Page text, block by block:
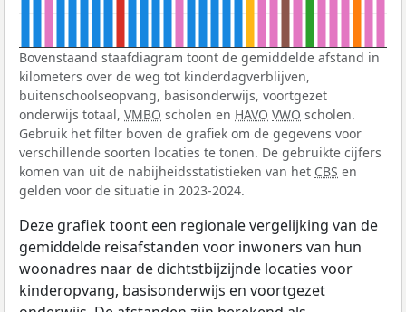
Bovenstaand staafdiagram toont de gemiddelde afstand in
kilometers over de weg tot kinderdagverblijven,
buitenschoolseopvang, basisonderwijs, voortgezet
onderwijs totaal, VMBO scholen en HAVO VWO scholen.
Gebruik het filter boven de grafiek om de gegevens voor
verschillende soorten locaties te tonen. De gebruikte cijfers
komen van uit de nabijheidsstatistieken van het CBS en
gelden voor de situatie in 2023-2024.
Deze grafiek toont een regionale vergelijking van de
gemiddelde reisafstanden voor inwoners van hun
woonadres naar de dichtstbijzijnde locaties voor
kinderopvang, basisonderwijs en voortgezet